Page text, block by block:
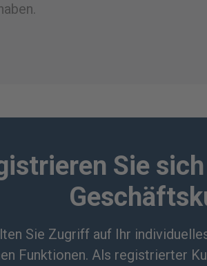
Sie
Sie Zugriff auf Ihr
Funktionen. Als registrierter